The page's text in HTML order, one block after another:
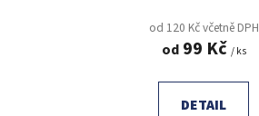
od 120 Kč včetně DPH
od99 Kč / ks
DETAIL